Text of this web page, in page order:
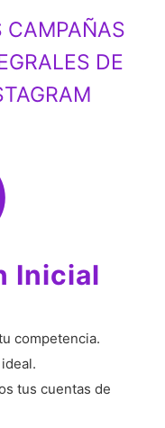
CAMPAÑAS
DE
Inicial
competencia.
tus cuentas de